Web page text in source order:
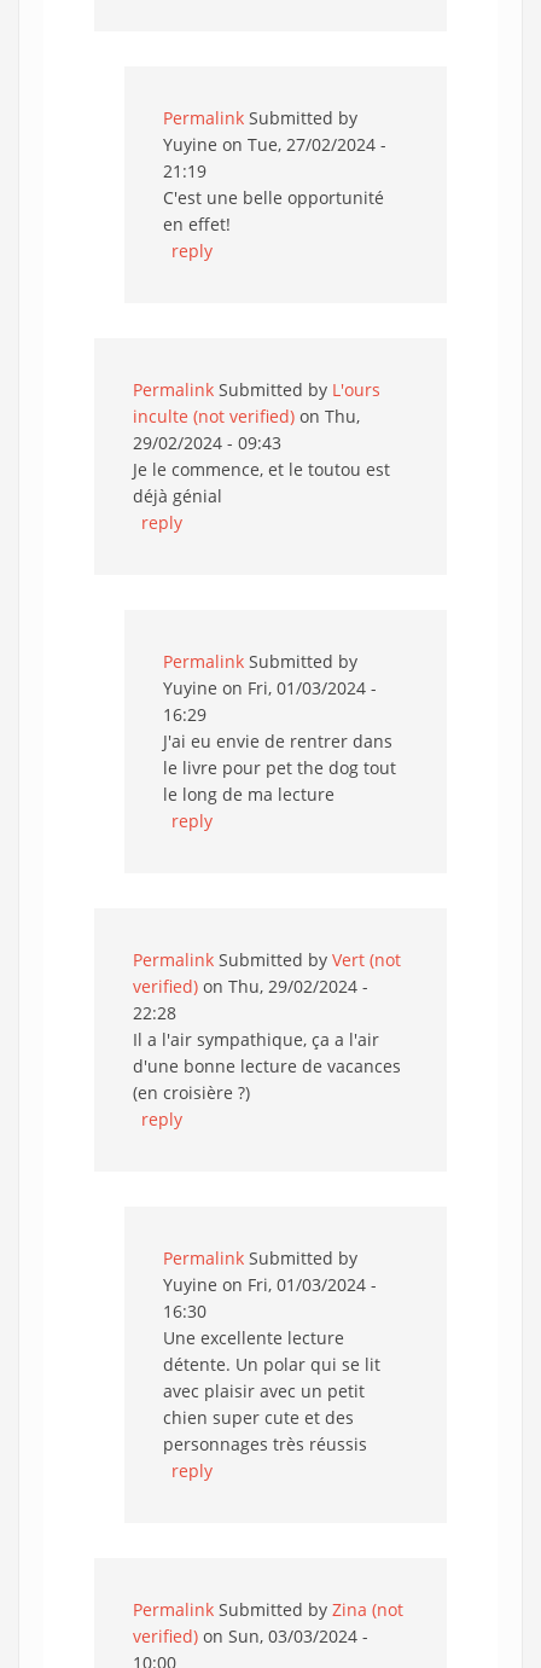
Permalink Submitted by
Yuyine on Tue, 27/02/2024 -
21:19
C'est une belle opportunité
en effet!
reply
Permalink Submitted by L'ours
inculte (not verified) on Thu,
29/02/2024 - 09:43
Je le commence, et le toutou est
déjà génial
reply
Permalink Submitted by
Yuyine on Fri, 01/03/2024 -
16:29
J'ai eu envie de rentrer dans
le livre pour pet the dog tout
le long de ma lecture
reply
Permalink Submitted by Vert (not
verified) on Thu, 29/02/2024 -
22:28
Il a l'air sympathique, ça a l'air
d'une bonne lecture de vacances
(en croisière ?)
reply
Permalink Submitted by
Yuyine on Fri, 01/03/2024 -
16:30
Une excellente lecture
détente. Un polar qui se lit
avec plaisir avec un petit
chien super cute et des
personnages très réussis
reply
Permalink Submitted by Zina (not
verified) on Sun, 03/03/2024 -
10:00